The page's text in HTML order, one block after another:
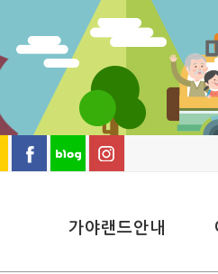
가야랜드안내